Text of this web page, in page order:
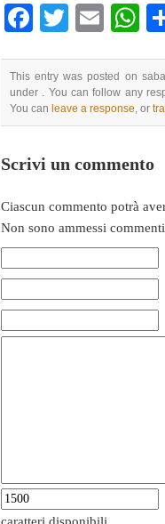
Facebook
Twitter
This entry was posted on
under . You can follow any
You can leave a response, or
Scrivi un commento
Ciascun commento potrà
Non sono ammessi